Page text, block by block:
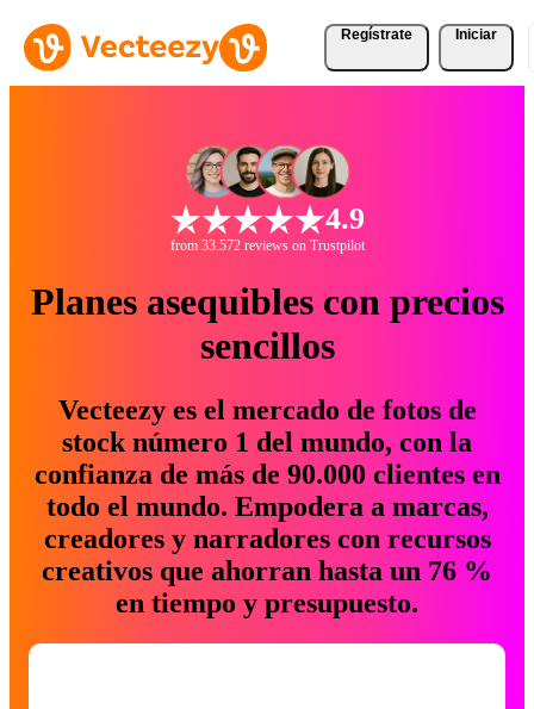
Regístrate Iniciar
4.9
from 33.572 reviews on Trustpilot
Planes asequibles con precios
sencillos
Vecteezy es el mercado de fotos de
stock número 1 del mundo, con la
confianza de más de 90.000 clientes en
todo el mundo. Empodera a marcas,
creadores y narradores con recursos
creativos que ahorran hasta un 76 %
en tiempo y presupuesto.